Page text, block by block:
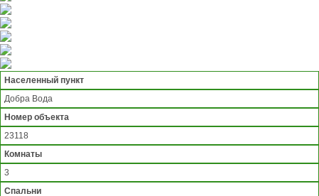
Населенный пункт
Добра Вода
Номер объекта
23118
Комнаты
3
Спальни